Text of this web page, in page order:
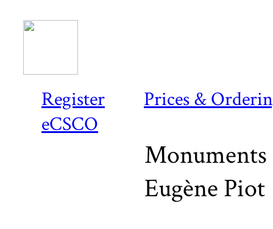
Register
Prices &
eCSCO
Eugène Piot